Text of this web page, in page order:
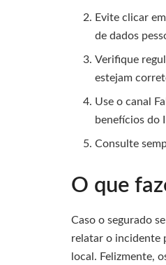
Evite clicar
de dados
Verifique
estejam
Use o canal
benefícios do
Consulte
O que
Caso o segurado
relatar o incidente
local. Felizmente,